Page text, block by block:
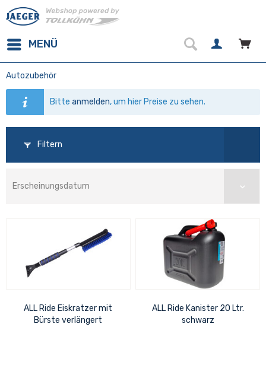
MENÜ
Autozubehör
Bitteanmelden, um hier Preise zu sehen.
Filtern
ALL Ride Eiskratzer mit
Bürste verlängert
ALL Ride Kanister 20 Ltr.
schwarz